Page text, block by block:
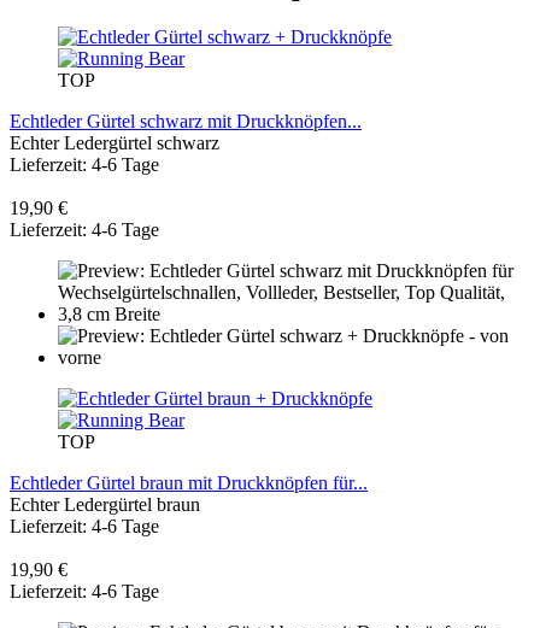
TOP
Echtleder Gürtel schwarz mit Druckknöpfen...
Echter Ledergürtel schwarz
Lieferzeit: 4-6 Tage
19,90 €
Lieferzeit: 4-6 Tage
TOP
Echtleder Gürtel braun mit Druckknöpfen für...
Echter Ledergürtel braun
Lieferzeit: 4-6 Tage
19,90 €
Lieferzeit: 4-6 Tage